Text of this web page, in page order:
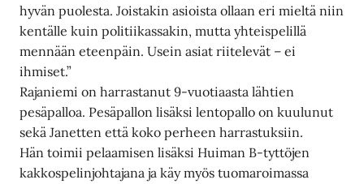
hyvän puolesta. Joistakin asioista ollaan eri mieltä niin
kentälle kuin politiikassakin, mutta yhteispelillä
mennään eteenpäin. Usein asiat riitelevät – ei
ihmiset.”
Rajaniemi on harrastanut 9-vuotiaasta lähtien
pesäpalloa. Pesäpallon lisäksi lentopallo on kuulunut
sekä Janetten että koko perheen harrastuksiin.
Hän toimii pelaamisen lisäksi Huiman B-tyttöjen
kakkospelinjohtajana ja käy myös tuomaroimassa